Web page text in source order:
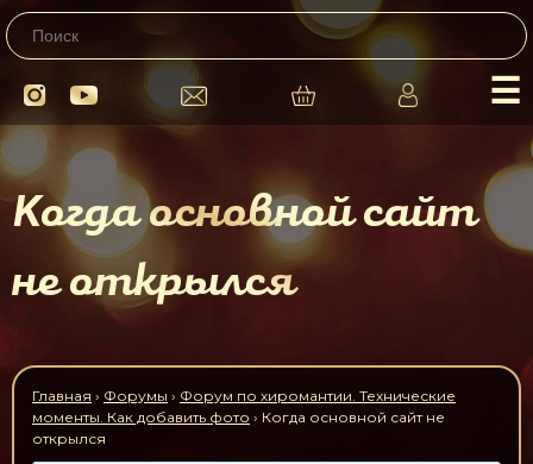
☰
Когда основной сайт
не открылся
Главная › Форумы › Форум по хиромантии. Технические
моменты. Как добавить фото › Когда основной сайт не
открылся